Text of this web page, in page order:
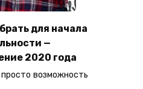
для начала
—
2020 года
возможность